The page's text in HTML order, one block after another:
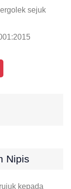
sejuk
Nipis
kepada